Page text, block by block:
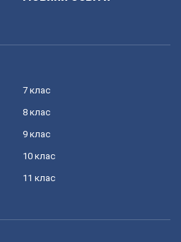
7 клас
8 клас
9 клас
10 клас
11 клас